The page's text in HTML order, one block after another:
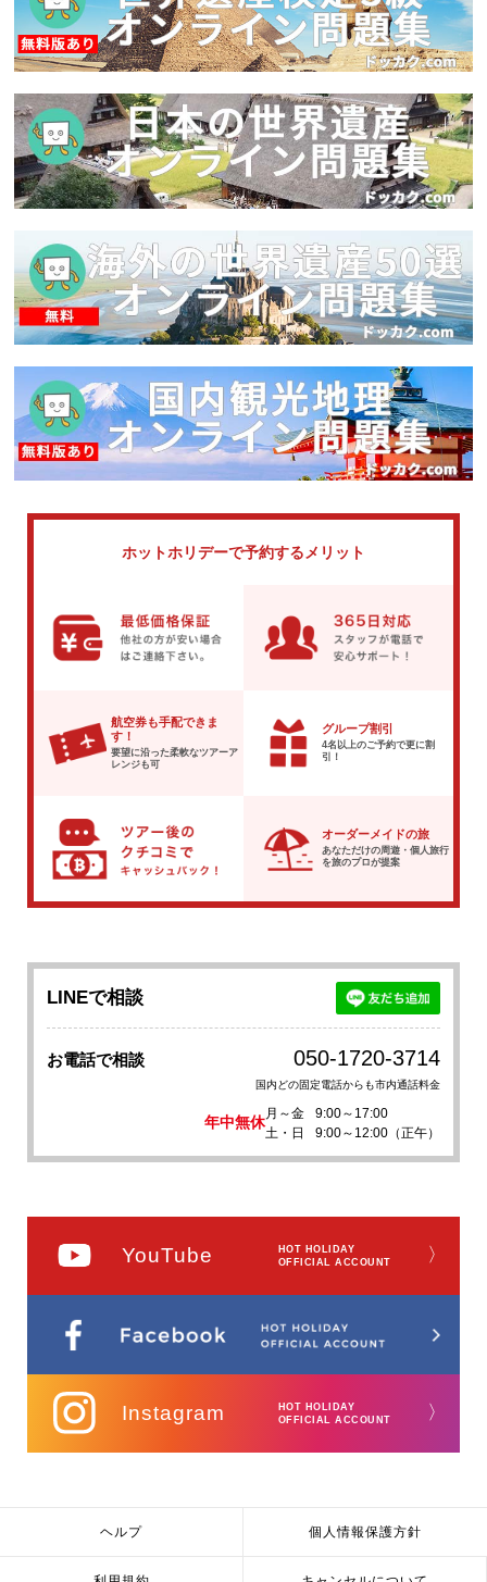
ホットホリデーで予約するメリット
航空券も手配できま
す！
要望に沿った柔軟なツアーア
レンジも可
グループ割引
4名以上のご予約で更に割
引！
オーダーメイドの旅
あなただけの周遊・個人旅行
を旅のプロが提案
LINEで相談
お電話で相談 050-1720-3714
国内どの固定電話からも市内通話料金
年中無休
月～金
9:00～17:00
土・日
9:00～12:00（正午）
YouTube
HOT HOLIDAY
OFFICIAL ACCOUNT
〉
Instagram
HOT HOLIDAY
OFFICIAL ACCOUNT
〉
ヘルプ 個人情報保護方針